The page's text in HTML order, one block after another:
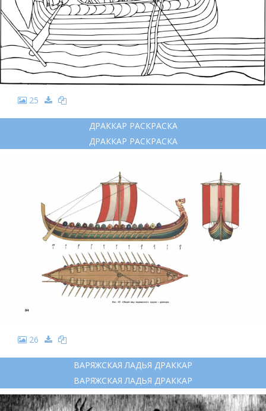
25
ДРАККАР РАСКРАСКА
ДРАККАР РАСКРАСКА
26
ВАРЯЖСКАЯ ЛАДЬЯ ДРАККАР
ВАРЯЖСКАЯ ЛАДЬЯ ДРАККАР